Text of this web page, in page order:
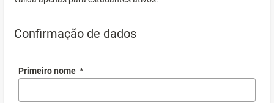
Confirmação de dados
Primeiro nome *